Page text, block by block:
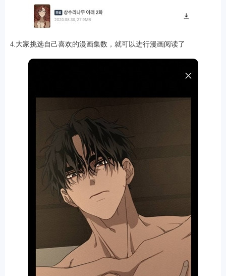
4.大家挑选自己喜欢的漫画集数，就可以进行漫画阅读了